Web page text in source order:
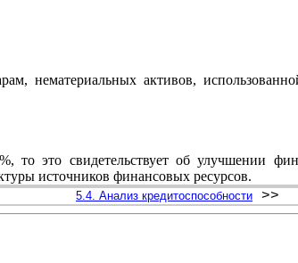
нематериальных активов,
это свидетельствует об улучшении
источников финансовых ресурсов.
5.4. Анализ кредитоспособности >>